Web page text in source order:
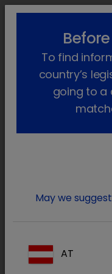
Farmacêutico
Cães e
Lodisure
Voltar atrás
Lodisure
To find
country’s
going to a
May we suggest
AT